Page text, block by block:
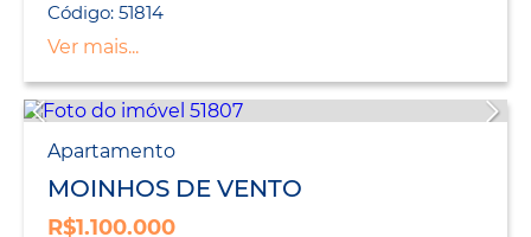
Código: 51814
Ver mais...
Apartamento
MOINHOS DE VENTO
R$1.100.000